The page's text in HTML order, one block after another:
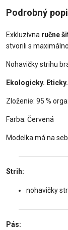
Podrobný
Exkluzívna ručne
stvorili s
Nohavičky strihu
Ekologicky.
Zloženie: 95 %
Farba: Červená
Modelka má na
Strih:
nohavičky
Pás: